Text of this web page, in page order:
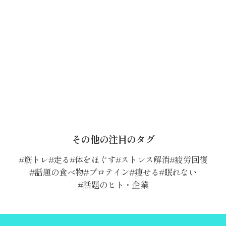
その他の注目のタグ
筋トレ 走る 体をほぐす ストレス解消 疲労回復
話題の食べ物 プロテイン 痩せる 眠れない
話題のヒト・企業